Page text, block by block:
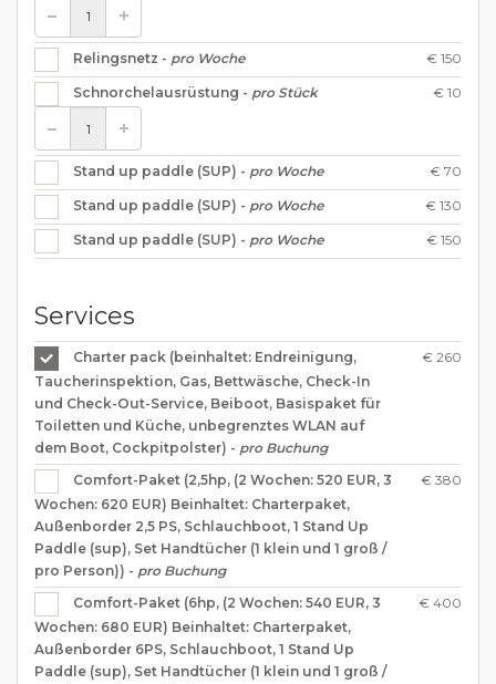
Relingsnetz - pro Woche € 150
Schnorchelausrüstung - pro Stück € 10
Stand up paddle (SUP) - pro Woche € 70
Stand up paddle (SUP) - pro Woche € 130
Stand up paddle (SUP) - pro Woche € 150
Services
Charter pack (beinhaltet: Endreinigung,
Taucherinspektion, Gas, Bettwäsche, Check-In
und Check-Out-Service, Beiboot, Basispaket für
Toiletten und Küche, unbegrenztes WLAN auf
dem Boot, Cockpitpolster) - pro Buchung
€ 260
Comfort-Paket (2,5hp, (2 Wochen: 520 EUR, 3
Wochen: 620 EUR) Beinhaltet: Charterpaket,
Außenborder 2,5 PS, Schlauchboot, 1 Stand Up
Paddle (sup), Set Handtücher (1 klein und 1 groß /
pro Person)) - pro Buchung
€ 380
Comfort-Paket (6hp, (2 Wochen: 540 EUR, 3
Wochen: 680 EUR) Beinhaltet: Charterpaket,
Außenborder 6PS, Schlauchboot, 1 Stand Up
Paddle (sup), Set Handtücher (1 klein und 1 groß /
€ 400